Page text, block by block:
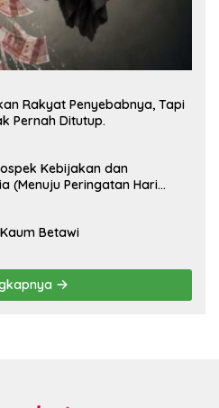
Rakyat Penyebabnya, Tapi
Pernah Ditutup.
Kebijakan dan
(Menuju Peringatan Hari
Betawi